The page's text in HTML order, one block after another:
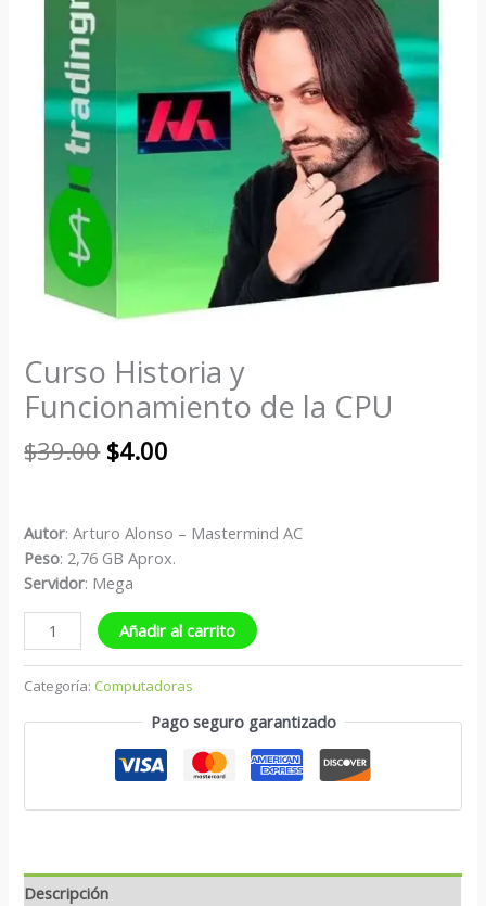
Curso Historia y
Funcionamiento de la CPU
$39.00 $4.00
Autor: Arturo Alonso – Mastermind AC
Peso: 2,76 GB Aprox.
Servidor: Mega
Añadir al carrito
Categoría: Computadoras
Pago seguro garantizado
Descripción